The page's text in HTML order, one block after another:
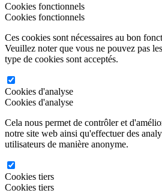
Cookies fonctionnels
Cookies fonctionnels
Ces cookies sont nécessaires au bon
Veuillez noter que vous ne pouvez pas
type de cookies sont acceptés.
Cookies d'analyse
Cookies d'analyse
Cela nous permet de contrôler et
notre site web ainsi qu'effectuer des
utilisateurs de manière anonyme.
Cookies tiers
Cookies tiers